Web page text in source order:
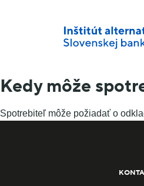
Kedy môže
Spotrebiteľ môže požiadať o